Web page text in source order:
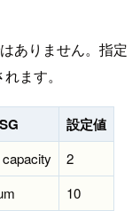
ありません。指定
ます。
設定値
2
10